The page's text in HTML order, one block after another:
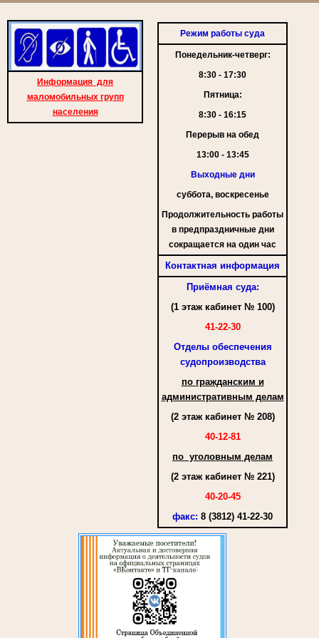
Информация для
маломобильных групп
населения
Режим работы суда
Понедельник-четверг:
8:30 - 17:30
Пятница:
8:30 - 16:15
Перерыв на обед
13:00 - 13:45
Выходные дни
суббота, воскресенье
Продолжительность работы
в предпраздничные дни
сокращается на один час
Контактная информация
Приёмная суда:
(1 этаж кабинет № 100)
41-22-30
Отделы обеспечения
судопроизводства
по гражданским и
административным делам
(2 этаж кабинет № 208)
40-12-81
по уголовным делам
(2 этаж кабинет № 221)
40-20-45
факс: 8 (3812) 41-22-30